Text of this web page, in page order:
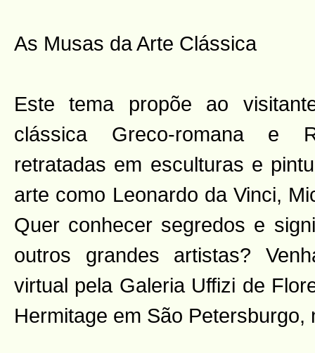
As Musas da Arte Clássica
Este tema propõe ao
clássica Greco-romana e
retratadas em esculturas e
arte como Leonardo da Vinci,
Quer conhecer segredos e
outros grandes artistas?
virtual pela Galeria Uffizi de
Hermitage em São Petersburgo,